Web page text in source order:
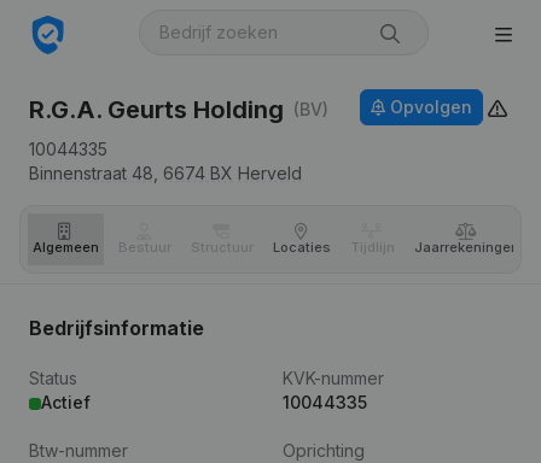
R.G.A. Geurts Holding (BV)
10044335
Binnenstraat 48, 6674 BX Herveld
Opvolgen
Algemeen Bestuur Structuur Locaties Tijdlijn Jaar­rekeningen
Bedrijfsinformatie
Status
Actief
KVK-nummer
10044335
Btw-nummer
Oprichting